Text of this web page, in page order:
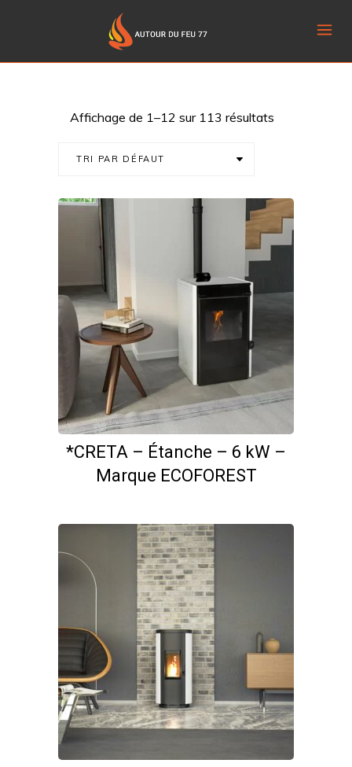
Affichage de 1–12 sur 113 résultats
TRI PAR DÉFAUT
*CRETA – Étanche – 6 kW –
Marque ECOFOREST